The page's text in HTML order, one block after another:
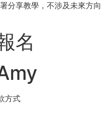
分享教學，不涉及未來方向
名
方式